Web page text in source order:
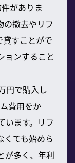
がありま
の撤去やリフ
貸すことがで
ョンすること
円で購入し
費用をか
います。リフ
くても始めら
が多く、年利